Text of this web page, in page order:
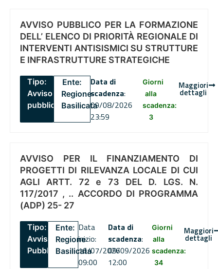
AVVISO PUBBLICO PER LA FORMAZIONE
DELL’ ELENCO DI PRIORITÀ REGIONALE DI
INTERVENTI ANTISISMICI SU STRUTTURE
E INFRASTRUTTURE STRATEGICHE
Tipo:
Avviso
pubblico
Ente:
Regione
Basilicata
Data di
scadenza:
09/08/2026
23:59
Giorni
alla
scadenza:
3
Maggiori
dettagli
AVVISO PER IL FINANZIAMENTO DI
PROGETTI DI RILEVANZA LOCALE DI CUI
AGLI ARTT. 72 e 73 DEL D. LGS. N.
117/2017 , .. ACCORDO DI PROGRAMMA
(ADP) 25- 27
Tipo:
Avviso
Pubblico
Ente:
Regione
Basilicata
Data
inizio:
16/07/2026
09:00
Data di
scadenza:
09/09/2026
12:00
Giorni
alla
scadenza:
34
Maggiori
dettagli